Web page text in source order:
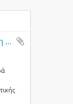
Εισηγητική έκθεση για την έναρξη της λειτουργίας της Δημοτικής Βιβλιοθήκης στη Λεμεσό